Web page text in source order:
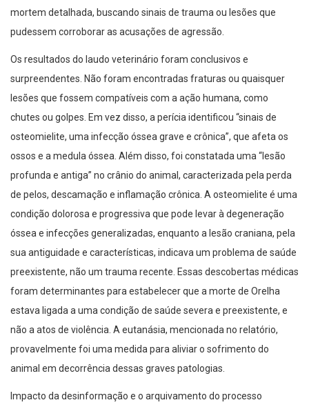
mortem detalhada, buscando sinais de trauma ou lesões que
pudessem corroborar as acusações de agressão.
Os resultados do laudo veterinário foram conclusivos e
surpreendentes. Não foram encontradas fraturas ou quaisquer
lesões que fossem compatíveis com a ação humana, como
chutes ou golpes. Em vez disso, a perícia identificou “sinais de
osteomielite, uma infecção óssea grave e crônica”, que afeta os
ossos e a medula óssea. Além disso, foi constatada uma “lesão
profunda e antiga” no crânio do animal, caracterizada pela perda
de pelos, descamação e inflamação crônica. A osteomielite é uma
condição dolorosa e progressiva que pode levar à degeneração
óssea e infecções generalizadas, enquanto a lesão craniana, pela
sua antiguidade e características, indicava um problema de saúde
preexistente, não um trauma recente. Essas descobertas médicas
foram determinantes para estabelecer que a morte de Orelha
estava ligada a uma condição de saúde severa e preexistente, e
não a atos de violência. A eutanásia, mencionada no relatório,
provavelmente foi uma medida para aliviar o sofrimento do
animal em decorrência dessas graves patologias.
Impacto da desinformação e o arquivamento do processo